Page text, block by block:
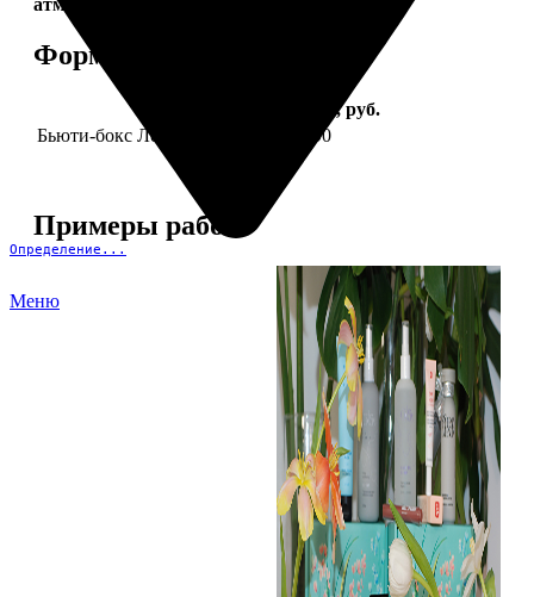
Определение...
Меню
атмосферу!
Форматы и цены
Услуга
Цена, руб.
Бьюти-бокс Леди Mail "Весна"
2590
Примеры работ